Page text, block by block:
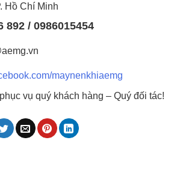
Hồ Chí Minh
892 / 0986015454
maynenkhiaemg
vụ quý khách hàng – Quý đối tác!